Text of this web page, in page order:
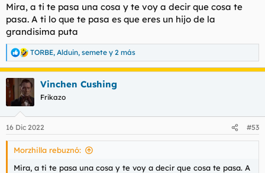
Mira, a ti te pasa una cosa y te voy a decir que cosa te
pasa. A ti lo que te pasa es que eres un hijo de la
grandisima puta
R
e
a
c
c
i
e
s
TORBE, Alduin, semete y 2 más
Vinchen Cushing
Frikazo
16 Dic 2022 #53
Morzhilla rebuznó:
Mira, a ti te pasa una cosa y te voy a decir que cosa te pasa. A